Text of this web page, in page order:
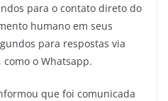
para o contato direto do
humano em seus
para respostas via
o Whatsapp.
que foi comunicada